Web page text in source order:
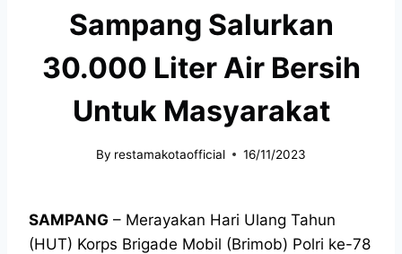
Sampang Salurkan
30.000 Liter Air Bersih
Untuk Masyarakat
By restamakotaofficial 16/11/2023
SAMPANG – Merayakan Hari Ulang Tahun
(HUT) Korps Brigade Mobil (Brimob) Polri ke-78